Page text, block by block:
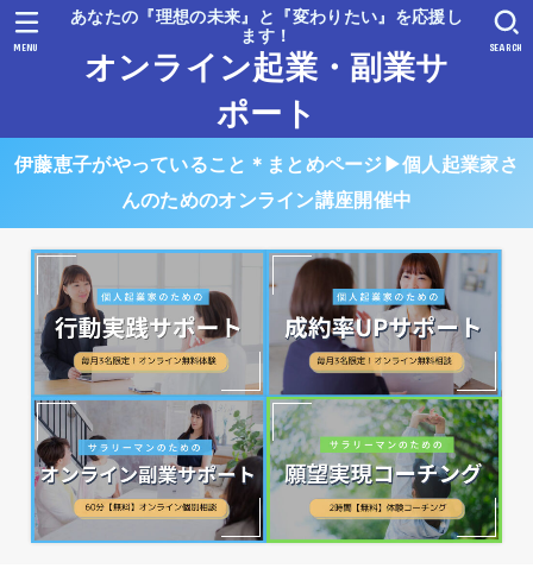
あなたの『理想の未来』と『変わりたい』を応援し
ます！
オンライン起業・副業サ
ポート
SEARCH
MENU
伊藤恵子がやっていること＊まとめページ▶︎個人起業家さ
んのためのオンライン講座開催中